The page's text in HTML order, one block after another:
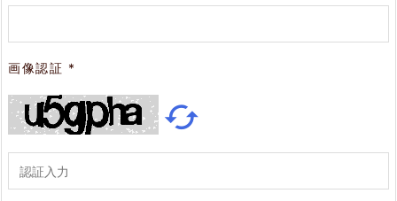
画像認証 *
